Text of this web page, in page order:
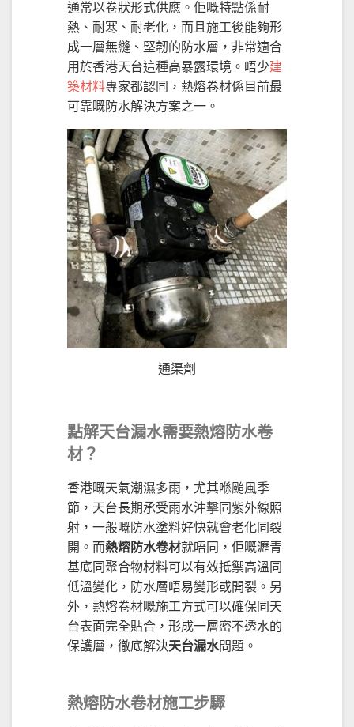
通常以卷狀形式供應。佢嘅特點係耐
熱、耐寒、耐老化，而且施工後能夠形
成一層無縫、堅韌的防水層，非常適合
用於香港天台這種高暴露環境。唔少建
築材料專家都認同，熱熔卷材係目前最
可靠嘅防水解決方案之一。
通渠劑
點解天台漏水需要熱熔防水卷
材？
香港嘅天氣潮濕多雨，尤其喺颱風季
節，天台長期承受雨水沖擊同紫外線照
射，一般嘅防水塗料好快就會老化同裂
開。而熱熔防水卷材就唔同，佢嘅瀝青
基底同聚合物材料可以有效抵禦高溫同
低溫變化，防水層唔易變形或開裂。另
外，熱熔卷材嘅施工方式可以確保同天
台表面完全貼合，形成一層密不透水的
保護層，徹底解決天台漏水問題。
熱熔防水卷材施工步驟